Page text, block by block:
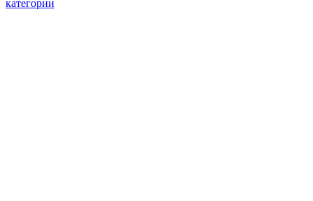
категории